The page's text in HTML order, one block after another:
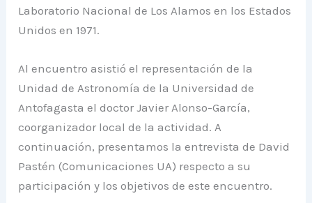
Laboratorio Nacional de Los Alamos en los Estados
Unidos en 1971.
Al encuentro asistió el representación de la
Unidad de Astronomía de la Universidad de
Antofagasta el doctor Javier Alonso-García,
coorganizador local de la actividad. A
continuación, presentamos la entrevista de David
Pastén (Comunicaciones UA) respecto a su
participación y los objetivos de este encuentro.